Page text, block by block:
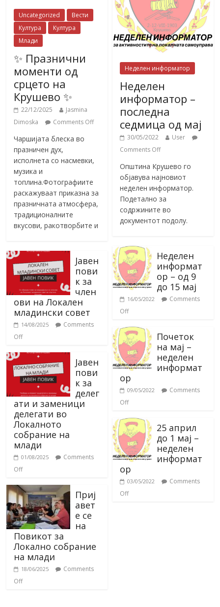
Uncategorized
Вести
Култура
Култура
Млади
✨ Празнични
моменти од
срцето на
Крушево ✨
22/12/2025
Jasmina
Dimoska
Comments Off
Чаршијата блеска во
празничен дух,
исполнета со насмевки,
музика и
топлина.Фотографиите
раскажуваат приказна за
празничната атмосфера,
традиционалните
вкусови, ракотворбите и
Јавен
пови
к за
член
ови на Локален
младински совет
14/08/2025
Comments
Off
Јавен
пови
к за
делег
ати и заменици
делегати во
Локалното
собрание на
млади
01/08/2025
Comments
Off
Приј
авет
е се
на
Повикот за
Локално собрание
на млади
18/06/2025
Comments
Off
Неделен информатор
Неделен
информатор –
последна
седмица од мај
30/05/2022
User
Comments Off
Општина Крушево го
објавува најновиот
неделен информатор.
Подетално за
содржините во
документот подолу.
Неделен
информат
ор – од 9
до 15 мај
16/05/2022
Comments
Off
Почеток
на мај –
неделен
информат
ор
09/05/2022
Comments
Off
25 април
до 1 мај –
неделен
информат
ор
03/05/2022
Comments
Off